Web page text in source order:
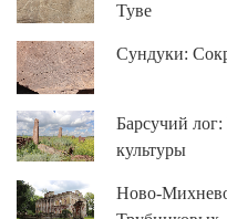
Туве
Сундуки:
Барсучий
культуры
Ново-